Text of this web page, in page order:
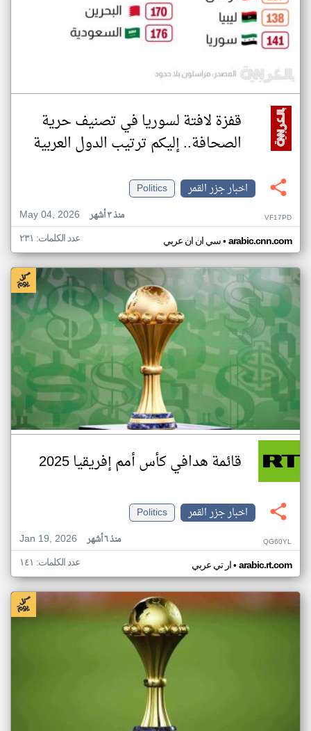
قفزة لافتة لسوريا في تصنيف حرية
الصحافة.. إليكم ترتيب الدول العربية
اخبار جزر القمر
Politics
May 04, 2026
منذ ٣ أشهر VF17PD
سي ان ان عربي• arabic.cnn.com عدد الكلمات: ٢٣١
قائمة هدافي كأس أمم إفريقيا 2025
اخبار جزر القمر
Politics
Jan 19, 2026
منذ ٦ أشهر QG60YL
ار تي عربي• arabic.rt.com عدد الكلمات: ١٤١